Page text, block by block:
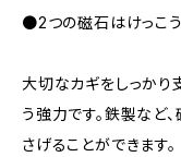
●2つの磁石はけっこ
大切なカギをしっかり
う強力です。鉄製など
さげることができます。